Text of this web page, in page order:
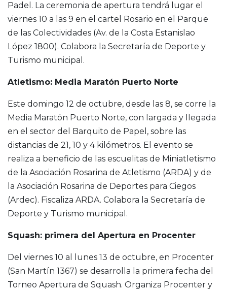
Padel. La ceremonia de apertura tendrá lugar el
viernes 10 a las 9 en el cartel Rosario en el Parque
de las Colectividades (Av. de la Costa Estanislao
López 1800). Colabora la Secretaría de Deporte y
Turismo municipal.
Atletismo: Media Maratón Puerto Norte
Este domingo 12 de octubre, desde las 8, se corre la
Media Maratón Puerto Norte, con largada y llegada
en el sector del Barquito de Papel, sobre las
distancias de 21, 10 y 4 kilómetros. El evento se
realiza a beneficio de las escuelitas de Miniatletismo
de la Asociación Rosarina de Atletismo (ARDA) y de
la Asociación Rosarina de Deportes para Ciegos
(Ardec). Fiscaliza ARDA. Colabora la Secretaría de
Deporte y Turismo municipal.
Squash: primera del Apertura en Procenter
Del viernes 10 al lunes 13 de octubre, en Procenter
(San Martín 1367) se desarrolla la primera fecha del
Torneo Apertura de Squash. Organiza Procenter y